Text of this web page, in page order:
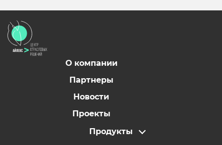
О компании
Партнеры
Новости
Проекты
Продукты